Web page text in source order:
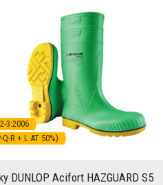
3:2006
Q-R + L AT 50%)
DUNLOP Acifort HAZGUARD S5